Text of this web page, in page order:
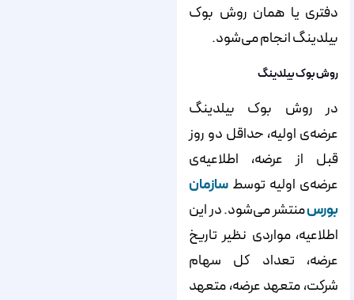
دفتری یا همان روش بوک
بیلدینگ انجام می‌‌‌‌‌‌‌‌‌‌‌‌‌‌‌‌‌‌‌‌‌‌‌‌‌‌‌‌‌‌‌‌‌‌‌‌‌‌‌‌‌‌‌‌‌‌‌‌‌‌‌‌‌‌‌‌‌شود.
روش بوک‌‌‌‌‌‌‌‌‌‌‌‌‌‌‌‌‌‌‌‌‌‌‌‌‌‌‌‌‌‌‌‌‌‌‌‌‌‌‌‌‌‌‌‌‌‌‌‌‌‌‌‌‌‌‌‌‌ بیلدینگ
در روش بوک بیلدینگ
عرضه‌‌‌‌‌‌‌‌‌‌‌‌‌‌‌‌‌‌‌‌‌‌‌‌‌‌‌‌‌‌‌‌‌‌‌‌‌‌‌‌‌‌‌‌‌‌‌‌‌‌‌‌‌‌‌‌‌ی اولیه، حداقل دو روز
قبل از عرضه، اطلاعیه‌‌‌‌‌‌‌‌‌‌‌‌‌‌‌‌‌‌‌‌‌‌‌‌‌‌‌‌‌‌‌‌‌‌‌‌‌‌‌‌‌‌‌‌‌‌‌‌‌‌‌‌‌‌‌‌‌ی
عرضه‌‌‌‌‌‌‌‌‌‌‌‌‌‌‌‌‌‌‌‌‌‌‌‌‌‌‌‌‌‌‌‌‌‌‌‌‌‌‌‌‌‌‌‌‌‌‌‌‌‌‌‌‌‌‌‌‌ی اولیه توسط سازمان
بورسمنتشر می‌‌‌‌‌‌‌‌‌‌‌‌‌‌‌‌‌‌‌‌‌‌‌‌‌‌‌‌‌‌‌‌‌‌‌‌‌‌‌‌‌‌‌‌‌‌‌‌‌‌‌‌‌‌‌‌‌شود. در این
اطلاعیه، مواردی نظیر تاریخ
عرضه، تعداد کل سهام
شرکت، متعهد عرضه، متعهد